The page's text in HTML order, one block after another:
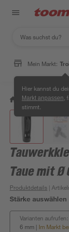
Mein Markt:
Hier kannst du
Markt anpassen
stimmt.
/ Garten &
Taue mit Ø
Produktdetails |
Stärke auswählen
Varianten aufrufen:
6 mm | Im Markt